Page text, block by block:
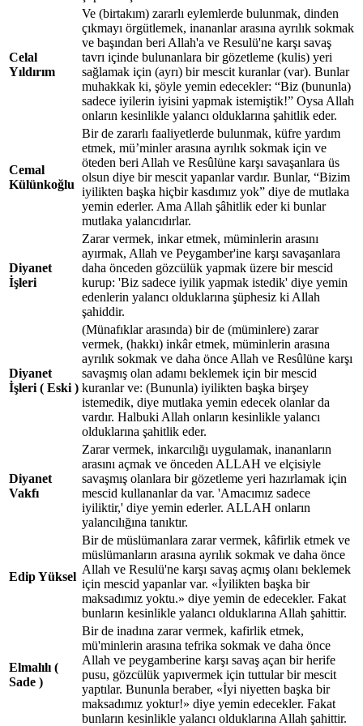
Celal
Yıldırım
Ve (birtakım) zararlı eylemlerde bulunmak, dinden
çıkmayı örgütlemek, inananlar arasına ayrılık sokmak
ve başından beri Allah'a ve Resulü'ne karşı savaş
tavrı içinde bulunanlara bir gözetleme (kulis) yeri
sağlamak için (ayrı) bir mescit kuranlar (var). Bunlar
muhakkak ki, şöyle yemin edecekler: “Biz (bununla)
sadece iyilerin iyisini yapmak istemiştik!” Oysa Allah
onların kesinlikle yalancı olduklarına şahitlik eder.
Cemal
Külünkoğlu
Bir de zararlı faaliyetlerde bulunmak, küfre yardım
etmek, mü’minler arasına ayrılık sokmak için ve
öteden beri Allah ve Resûlüne karşı savaşanlara üs
olsun diye bir mescit yapanlar vardır. Bunlar, “Bizim
iyilikten başka hiçbir kasdımız yok” diye de mutlaka
yemin ederler. Ama Allah şâhitlik eder ki bunlar
mutlaka yalancıdırlar.
Diyanet
İşleri
Zarar vermek, inkar etmek, müminlerin arasını
ayırmak, Allah ve Peygamber'ine karşı savaşanlara
daha önceden gözcülük yapmak üzere bir mescid
kurup: 'Biz sadece iyilik yapmak istedik' diye yemin
edenlerin yalancı olduklarına şüphesiz ki Allah
şahiddir.
Diyanet
İşleri ( Eski )
(Münafıklar arasında) bir de (müminlere) zarar
vermek, (hakkı) inkâr etmek, müminlerin arasına
ayrılık sokmak ve daha önce Allah ve Resûlüne karşı
savaşmış olan adamı beklemek için bir mescid
kuranlar ve: (Bununla) iyilikten başka birşey
istemedik, diye mutlaka yemin edecek olanlar da
vardır. Halbuki Allah onların kesinlikle yalancı
olduklarına şahitlik eder.
Diyanet
Vakfı
Zarar vermek, inkarcılığı uygulamak, inananların
arasını açmak ve önceden ALLAH ve elçisiyle
savaşmış olanlara bir gözetleme yeri hazırlamak için
mescid kullananlar da var. 'Amacımız sadece
iyiliktir,' diye yemin ederler. ALLAH onların
yalancılığına tanıktır.
Edip Yüksel
Bir de müslümanlara zarar vermek, kâfirlik etmek ve
müslümanların arasına ayrılık sokmak ve daha önce
Allah ve Resulü'ne karşı savaş açmış olanı beklemek
için mescid yapanlar var. «İyilikten başka bir
maksadımız yoktu.» diye yemin de edecekler. Fakat
bunların kesinlikle yalancı olduklarına Allah şahittir.
Elmalılı (
Sade )
Bir de inadına zarar vermek, kafirlik etmek,
mü'minlerin arasına tefrika sokmak ve daha önce
Allah ve peygamberine karşı savaş açan bir herife
pusu, gözcülük yapıvermek için tuttular bir mescit
yaptılar. Bununla beraber, «İyi niyetten başka bir
maksadımız yoktur!» diye yemin edecekler. Fakat
bunların kesinlikle yalancı olduklarına Allah şahittir.